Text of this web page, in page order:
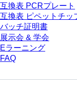
互換表 PCRプレート
互換表 ピペットチッ
バッチ証明書
展示会 & 学会
Eラーニング
FAQ